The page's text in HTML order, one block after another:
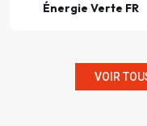
Énergie Verte FR
VOIR